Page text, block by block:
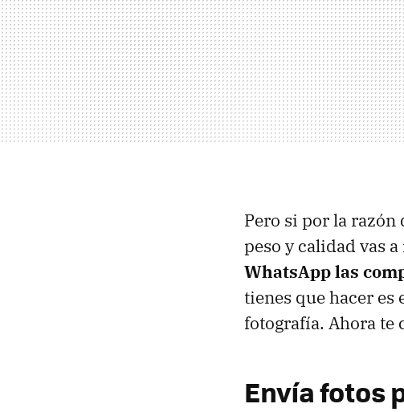
Pero si por la razón
peso y calidad vas
WhatsApp las
tienes que hacer
fotografía. Ahora te
Envía fotos